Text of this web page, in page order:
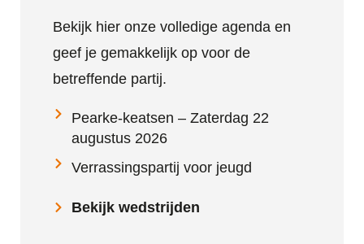
Bekijk hier onze volledige agenda en
geef je gemakkelijk op voor de
betreffende partij.
Pearke-keatsen – Zaterdag 22
augustus 2026
Verrassingspartij voor jeugd
Bekijk wedstrijden